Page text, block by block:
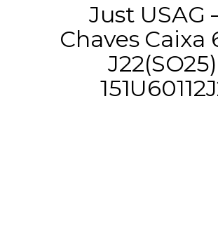
Just USAG
Chaves Caixa